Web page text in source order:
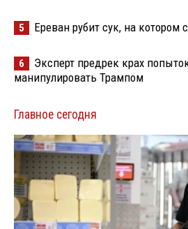
5 Ереван рубит сук, на котором
6
Эксперт предрек крах
манипулировать Трампом
Главное сегодня